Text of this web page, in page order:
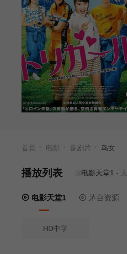
首页 电影 喜剧片 鸟女
播放列表
当前资源来源 电影天堂1- 无需
电影天堂1 茅台资源
HD中字